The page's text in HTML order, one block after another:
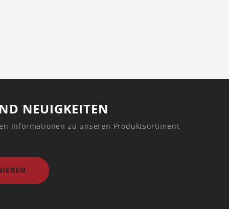
NEUIGKEITEN
Informationen zu unseren Produktsortiment